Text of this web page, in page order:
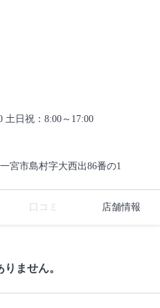
日祝：8:00～17:00
宮市島村字大西出86番の1
口コミ 店舗情報
ません。